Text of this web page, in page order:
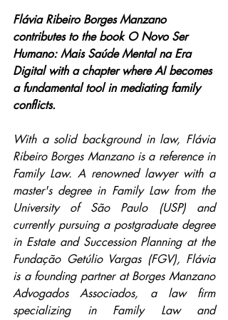
Flávia Ribeiro Borges Manzano
contributes to the book O Novo Ser
Humano: Mais Saúde Mental na Era
Digital with a chapter where AI becomes
a fundamental tool in mediating family
conflicts.
With a solid background in law, Flávia
Ribeiro Borges Manzano is a reference in
Family Law. A renowned lawyer with a
master's degree in Family Law from the
University of São Paulo (USP) and
currently pursuing a postgraduate degree
in Estate and Succession Planning at the
Fundação Getúlio Vargas (FGV), Flávia
is a founding partner at Borges Manzano
Advogados Associados, a law firm
specializing in Family Law and